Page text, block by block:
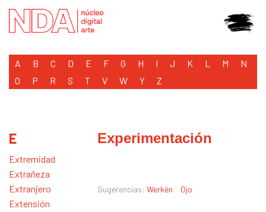
A B C D E F G H I J K L M
N
O
P R S T V W Y Z
E
Extremidad
Extrañeza
Extranjero
Extensión
Experimentación
Sugerencias:Werkén Ojo